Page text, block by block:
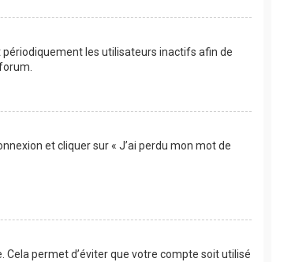
périodiquement les utilisateurs inactifs afin de
et cliquer sur « J’ai perdu mon mot de
permet d’éviter que votre compte soit utilisé